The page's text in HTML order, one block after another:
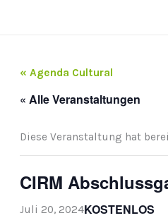
« Agenda Cultural
« Alle Veranstaltungen
Diese Veranstaltung hat
CIRM
Juli 20, 2024KOSTENLOS